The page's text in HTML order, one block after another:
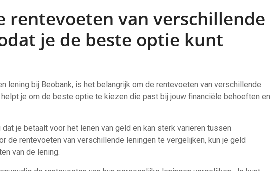
rentevoeten van verschillende
je de beste optie kunt
lening bij Beobank, is het belangrijk om de rentevoeten van verschillende
je om de beste optie te kiezen die past bij jouw financiële behoeften en
je betaalt voor het lenen van geld en kan sterk variëren tussen
de rentevoeten van verschillende leningen te vergelijken, kun je geld
van de lening.